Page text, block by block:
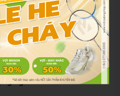
tăng sức mạnh smash.
vợt head-heavy, phòng thủ
tại shop để cảm nhận sự
người mới cần nắm rõ